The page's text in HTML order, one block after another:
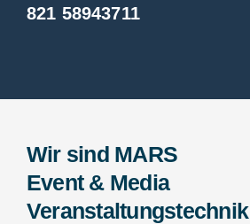
821 58943711
Wir sind MARS
Event & Media
Veranstaltungstechnik